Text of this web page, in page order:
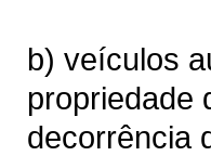
b) veículos
propriedade
decorrência